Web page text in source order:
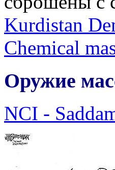
Kurdistan
Chemical
Оружие
NCI -